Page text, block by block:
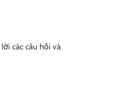
các câu hỏi và